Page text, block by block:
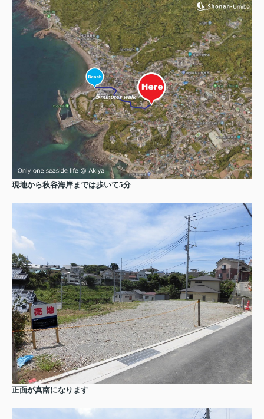
現地から秋谷海岸までは歩いて5分
正面が真南になります